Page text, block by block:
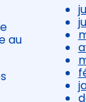
au